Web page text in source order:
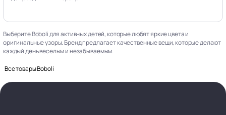
Выберите Boboli для активных детей, которые любят яркие цвета и
оригинальные узоры. Бренд предлагает качественные вещи, которые делают
каждый день веселым и незабываемым.
Все товары Boboli